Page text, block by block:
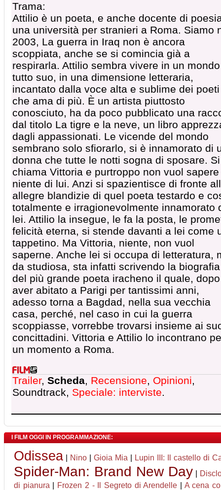
Trama:
Attilio è un poeta, e anche docente di
una università per stranieri a Roma. Siamo
2003, La guerra in Iraq non è ancora
scoppiata, anche se si comincia già a
respirarla. Attilio sembra vivere in un mondo
tutto suo, in una dimensione letteraria,
incantato dalla voce alta e sublime dei poeti
che ama di più. È un artista piuttosto
conosciuto, ha da poco pubblicato una
dal titolo La tigre e la neve, un libro
dagli appassionati. Le vicende del mondo
sembrano solo sfiorarlo, si è innamorato di
donna che tutte le notti sogna di sposare. Si
chiama Vittoria e purtroppo non vuol sapere
niente di lui. Anzi si spazientisce di fronte
allegre blandizie di quel poeta testardo e
totalmente e irragionevolmente innamorato
lei. Attilio la insegue, le fa la posta, le
felicità eterna, si stende davanti a lei come
tappetino. Ma Vittoria, niente, non vuol
saperne. Anche lei si occupa di letteratura,
da studiosa, sta infatti scrivendo la biografia
del più grande poeta iracheno il quale, dopo
aver abitato a Parigi per tantissimi anni,
adesso torna a Bagdad, nella sua vecchia
casa, perché, nel caso in cui la guerra
scoppiasse, vorrebbe trovarsi insieme ai
concittadini. Vittoria e Attilio lo incontrano
un momento a Roma.
Trailer, Scheda, Recensione, Opinioni,
Soundtrack, Speciale: interviste.
I FILM OGGI IN PROGRAMMAZIONE:
Odissea Nino Gioia Mia Lupin III: Il castello di
Spider-Man: Brand New Day
di pianura
Frozen 2 - Il Segreto di Arendelle
A cena